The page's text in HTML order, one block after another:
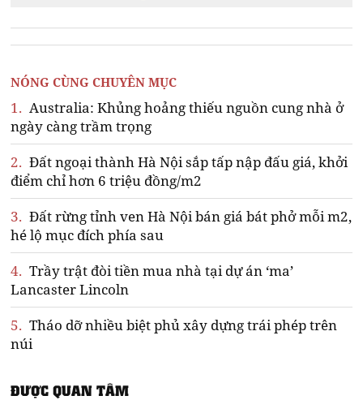
NÓNG CÙNG CHUYÊN MỤC
1. Australia: Khủng hoảng thiếu nguồn cung nhà ở
ngày càng trầm trọng
2. Đất ngoại thành Hà Nội sắp tấp nập đấu giá, khởi
điểm chỉ hơn 6 triệu đồng/m2
3. Đất rừng tỉnh ven Hà Nội bán giá bát phở mỗi m2,
hé lộ mục đích phía sau
4. Trầy trật đòi tiền mua nhà tại dự án ‘ma’
Lancaster Lincoln
5. Tháo dỡ nhiều biệt phủ xây dựng trái phép trên
núi
ĐƯỢC QUAN TÂM